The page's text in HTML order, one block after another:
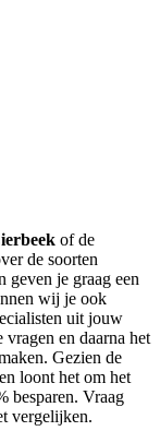
of de
de soorten
geven je graag een
wij je ook
uit jouw
en daarna het
Gezien de
loont het om het
besparen. Vraag
vergelijken.